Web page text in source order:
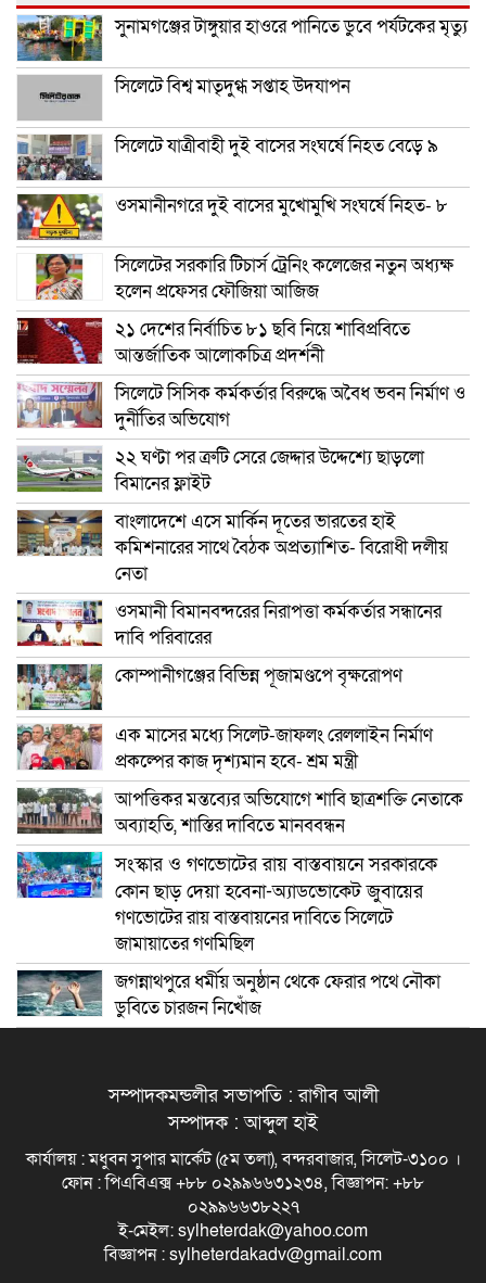
সুনামগঞ্জের টাঙ্গুয়ার হাওরে পানিতে ডুবে পর্যটকের মৃত্যু
সিলেটে বিশ্ব মাতৃদুগ্ধ সপ্তাহ উদযাপন
সিলেটে যাত্রীবাহী দুই বাসের সংঘর্ষে নিহত বেড়ে ৯
ওসমানীনগরে দুই বাসের মুখোমুখি সংঘর্ষে নিহত- ৮
সিলেটের সরকারি টিচার্স ট্রেনিং কলেজের নতুন অধ্যক্ষ
হলেন প্রফেসর ফৌজিয়া আজিজ
২১ দেশের নির্বাচিত ৮১ ছবি নিয়ে শাবিপ্রবিতে
আন্তর্জাতিক আলোকচিত্র প্রদর্শনী
সিলেটে সিসিক কর্মকর্তার বিরুদ্ধে অবৈধ ভবন নির্মাণ ও
দুর্নীতির অভিযোগ
২২ ঘণ্টা পর ত্রুটি সেরে জেদ্দার উদ্দেশ্যে ছাড়লো
বিমানের ফ্লাইট
বাংলাদেশে এসে মার্কিন দূতের ভারতের হাই
কমিশনারের সাথে বৈঠক অপ্রত্যাশিত- বিরোধী দলীয়
নেতা
ওসমানী বিমানবন্দরের নিরাপত্তা কর্মকর্তার সন্ধানের
দাবি পরিবারের
কোম্পানীগঞ্জের বিভিন্ন পূজামণ্ডপে বৃক্ষরোপণ
এক মাসের মধ্যে সিলেট-জাফলং রেললাইন নির্মাণ
প্রকল্পের কাজ দৃশ্যমান হবে- শ্রম মন্ত্রী
আপত্তিকর মন্তব্যের অভিযোগে শাবি ছাত্রশক্তি নেতাকে
অব্যাহতি, শাস্তির দাবিতে মানববন্ধন
সংস্কার ও গণভোটের রায় বাস্তবায়নে সরকারকে
কোন ছাড় দেয়া হবেনা-অ্যাডভোকেট জুবায়ের
গণভোটের রায় বাস্তবায়নের দাবিতে সিলেটে
জামায়াতের গণমিছিল
জগন্নাথপুরে ধর্মীয় অনুষ্ঠান থেকে ফেরার পথে নৌকা
ডুবিতে চারজন নিখোঁজ
সম্পাদকমন্ডলীর সভাপতি : রাগীব আলী
সম্পাদক : আব্দুল হাই
কার্যালয় : মধুবন সুপার মার্কেট (৫ম তলা), বন্দরবাজার, সিলেট-৩১০০ ।
ফোন : পিএবিএক্স +৮৮ ০২৯৯৬৬৩১২৩৪, বিজ্ঞাপন: +৮৮
০২৯৯৬৬৩৮২২৭
ই-মেইল: sylheterdak@yahoo.com
বিজ্ঞাপন : sylheterdakadv@gmail.com